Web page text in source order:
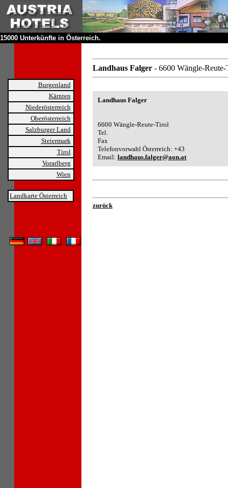
15000 Unterkünfte in Österreich.
Burgenland
Kärnten
Niederösterreich
Oberösterreich
Salzburger Land
Steiermark
Tirol
Vorarlberg
Wien
Landkarte Österreich
Landhaus Falger - 6600 Wängle-
Landhaus Falger
6600 Wängle-Reute-Tirol
Tel.
Fax
Telefonvorwahl Österreich: +43
Email: landhaus.falger@aon.at
zurück